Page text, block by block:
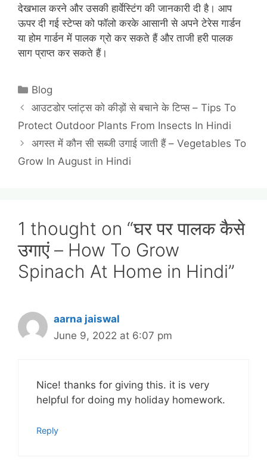
देखभाल करने और उसकी हार्वेस्टिंग की जानकारी दी है। आप
ऊपर दी गई स्टेप्स को फॉलो करके आसानी से अपने टेरेस गार्डन
या होम गार्डन में पालक ग्रो कर सकते हैं और ताजी हरी पालक
साग प्राप्त कर सकते हैं।
Categories
Blog
आउटडोर प्लांट्स को कीड़ों से बचाने के टिप्स – Tips To
Protect Outdoor Plants From Insects In Hindi
अगस्त में कौन सी सब्जी उगाई जाती हैं – Vegetables To
Grow In August in Hindi
1 thought on “घर पर पालक कैसे
उगाएं – How To Grow
Spinach At Home in Hindi”
aarna jaiswal
June 9, 2022 at 6:07 pm
Nice! thanks for giving this. it is very
helpful for doing my holiday homework.
Reply